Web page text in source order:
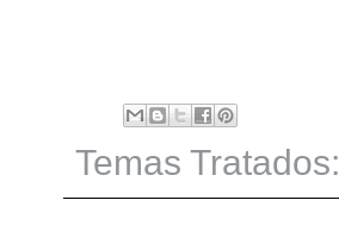
Temas Tratados: